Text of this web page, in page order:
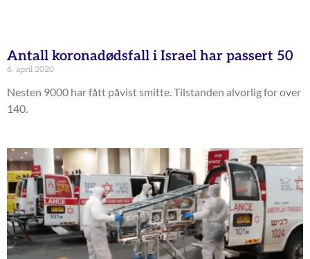
Antall koronadødsfall i Israel har passert 50
6. april 2020
Nesten 9000 har fått påvist smitte. Tilstanden alvorlig for over
140.